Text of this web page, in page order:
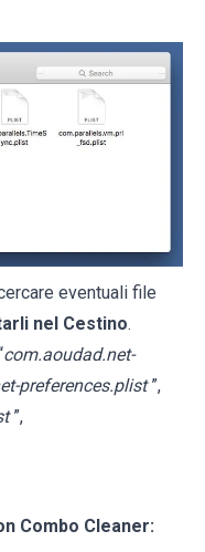
eventuali file
nel Cestino.
com.aoudad.net-
preferences.plist ”,
”,
Combo Cleaner: